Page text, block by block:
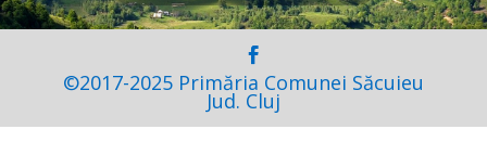
©2017-2025 Primăria Comunei Săcuieu
Jud. Cluj